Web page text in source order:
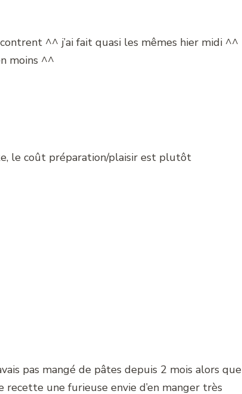
^^ j’ai fait quasi les mêmes hier midi ^^
moins ^^
le coût préparation/plaisir est plutôt
pas mangé de pâtes depuis 2 mois alors que
recette une furieuse envie d’en manger très